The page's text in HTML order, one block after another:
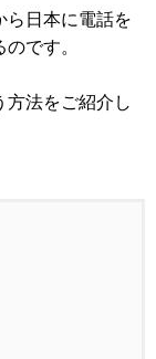
ら日本に電話を
です。
方法をご紹介し